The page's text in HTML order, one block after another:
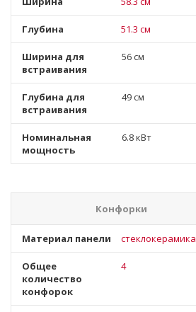
Глубина 51.3 см
Ширина для
встраивания
56 см
Глубина для
встраивания
49 см
Номинальная
мощность
6.8 кВт
Конфорки
Материал панели стеклокерамика
Общее
количество
конфорок
4